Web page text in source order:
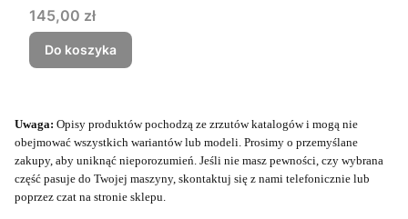
Cena
145,00 zł
Do koszyka
Uwaga: Opisy produktów pochodzą ze zrzutów katalogów i mogą nie
obejmować wszystkich wariantów lub modeli. Prosimy o przemyślane
zakupy, aby uniknąć nieporozumień. Jeśli nie masz pewności, czy wybrana
część pasuje do Twojej maszyny, skontaktuj się z nami telefonicznie lub
poprzez czat na stronie sklepu.